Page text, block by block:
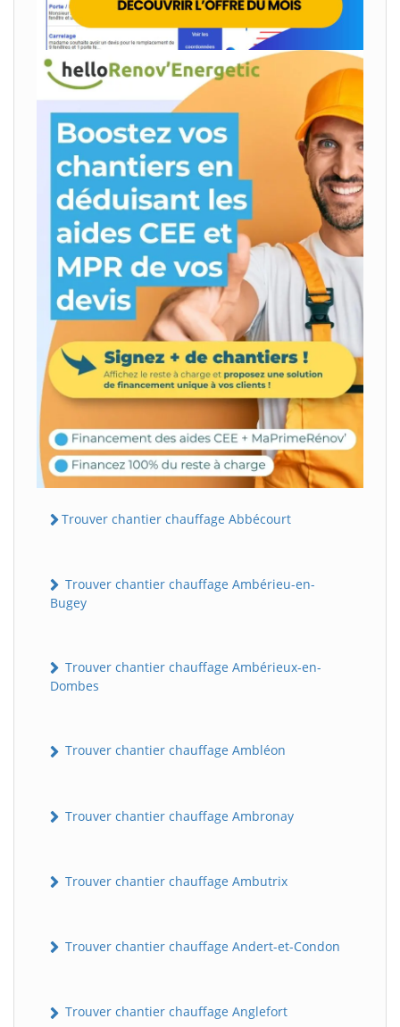
Trouver chantier chauffage Abbécourt
Trouver chantier chauffage Ambérieu-en-
Bugey
Trouver chantier chauffage Ambérieux-en-
Dombes
Trouver chantier chauffage Ambléon
Trouver chantier chauffage Ambronay
Trouver chantier chauffage Ambutrix
Trouver chantier chauffage Andert-et-Condon
Trouver chantier chauffage Anglefort